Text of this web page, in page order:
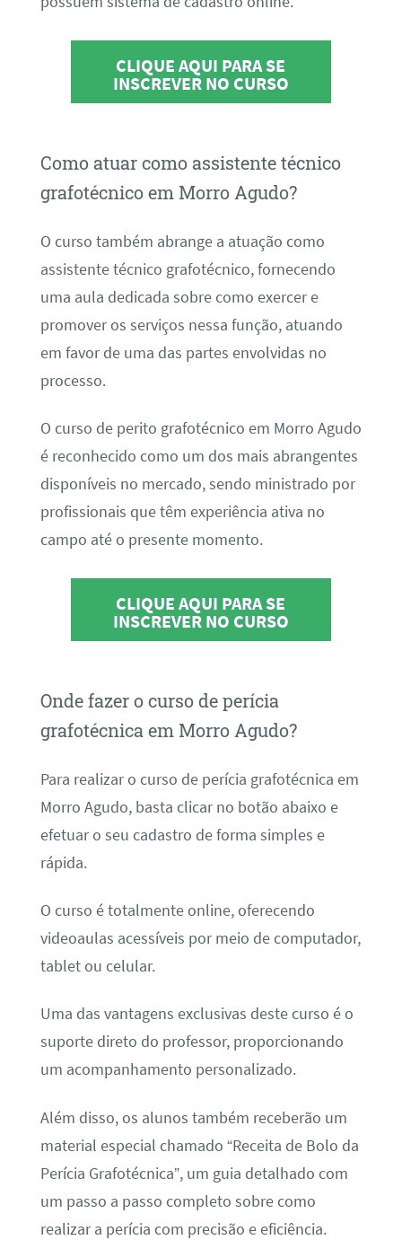
CLIQUE AQUI PARA SE
INSCREVER NO CURSO
Como atuar como assistente técnico
grafotécnico em Morro Agudo?
O curso também abrange a atuação como
assistente técnico grafotécnico, fornecendo
uma aula dedicada sobre como exercer e
promover os serviços nessa função, atuando
em favor de uma das partes envolvidas no
processo.
O curso de perito grafotécnico em Morro Agudo
é reconhecido como um dos mais abrangentes
disponíveis no mercado, sendo ministrado por
profissionais que têm experiência ativa no
campo até o presente momento.
CLIQUE AQUI PARA SE
INSCREVER NO CURSO
Onde fazer o curso de perícia
grafotécnica em Morro Agudo?
Para realizar o curso de perícia grafotécnica em
Morro Agudo, basta clicar no botão abaixo e
efetuar o seu cadastro de forma simples e
rápida.
O curso é totalmente online, oferecendo
videoaulas acessíveis por meio de computador,
tablet ou celular.
Uma das vantagens exclusivas deste curso é o
suporte direto do professor, proporcionando
um acompanhamento personalizado.
Além disso, os alunos também receberão um
material especial chamado “Receita de Bolo da
Perícia Grafotécnica”, um guia detalhado com
um passo a passo completo sobre como
realizar a perícia com precisão e eficiência.